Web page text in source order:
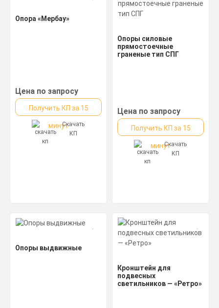
Опора «Мербау»
Цена по запросу
Получить КП за 15
минутСкачать
КП
Опоры силовые
прямостоечные
граненые тип CПГ
Цена по запросу
Получить КП за 15
минутСкачать
КП
Опоры выдвижные
Кронштейн для
подвесных
светильников — «Ретро»